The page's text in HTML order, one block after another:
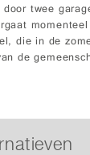
twee
die in de
de